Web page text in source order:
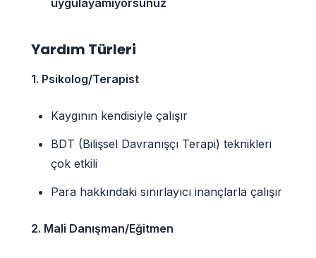
Yardım Türleri
1. Psikolog/Terapist
Kaygının kendisiyle çalışır
BDT (Bilişsel Davranışçı Terapi) teknikleri
çok etkili
Para hakkındaki sınırlayıcı inançlarla çalışır
2. Mali Danışman/Eğitmen